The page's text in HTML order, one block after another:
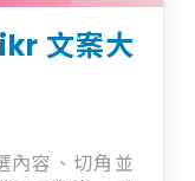
文案大
內容、切角並